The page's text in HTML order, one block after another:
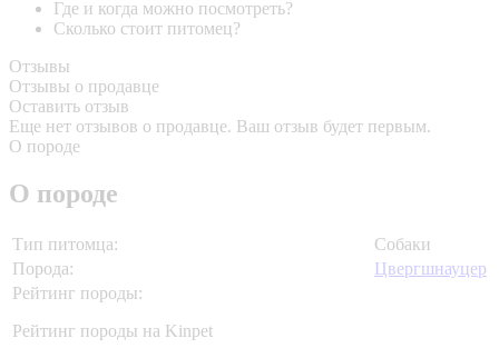
Где и когда можно посмотреть?
Сколько стоит питомец?
Отзывы
Отзывы о продавце
Оставить отзыв
Еще нет отзывов о продавце. Ваш отзыв будет первым.
О породе
О породе
Тип питомца:
Собаки
Порода:
Цвергшнауцер
Рейтинг породы:
Рейтинг породы на Kinpet